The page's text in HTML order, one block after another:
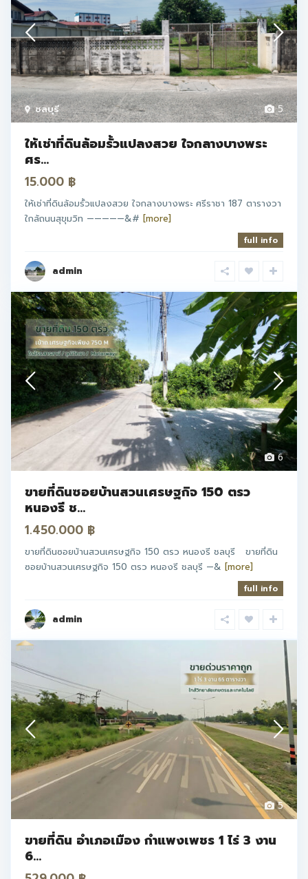
5
ชลบุรี
ให้เช่าที่ดินล้อมรั้วแปลงสวย ใจกลางบางพระ
ศร...
15.000 ฿
ให้เช่าที่ดินล้อมรั้วแปลงสวย ใจกลางบางพระ ศรีราชา 187 ตารางวา
ใกล้ถนนสุขุมวิท —————&# [more]
full info
admin
6
ขายที่ดินซอยบ้านสวนเศรษฐกิจ 150 ตรว
หนองรี ช...
1.450.000 ฿
ขายที่ดินซอยบ้านสวนเศรษฐกิจ 150 ตรว หนองรี ชลบุรี ขายที่ดิน
ซอยบ้านสวนเศรษฐกิจ 150 ตรว หนองรี ชลบุรี —& [more]
full info
admin
5
ขายที่ดิน อำเภอเมือง กำแพงเพชร 1 ไร่ 3 งาน
6...